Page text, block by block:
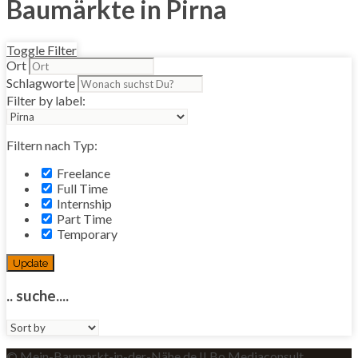
Baumärkte in Pirna
Toggle Filter
Ort
Schlagworte
Filter by label:
Filtern nach Typ:
Freelance
Full Time
Internship
Part Time
Temporary
Update
.. suche....
Sort